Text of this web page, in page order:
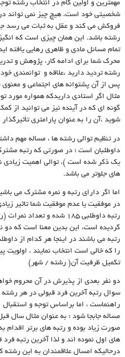
مهمترین و اولین گام در انتخاب رشته
شخصیتى خود است، هیچ چیز نمى تواند
فروکش مى کند و عقل به ثبات مى رسد
رشته باشد. این همان چیزى است که
تمام مسائل مادى و ظاهرى رهایى یافته
محرک شما براى ادامه کار، پژوهش و
رشته تردید دارید ،علاقه و توانمندى
پس از آن پشتوانه هاى اجتماعى و معنوى
مثال اگر استادى داریدکه همواره مورد
گونه اى که در آینده نیز مى توانید از
شوید ،آن را به عنوان پارامترى
در تنظیم توالى رشته ها ، مساله مهم
داوطلبان است ؛ در صورتى که رتبه
یک ذکر شده است )، توالى اهمیت زیادى
هاى جلوتر مى باشد.
اما اگر داراى رتبه و نمره مشترک مى
در موفقیت یا عدم موفقیت شما تاثیر
رتبه داوطلبى ۱۸۵ شده و
گردیده است، این بدین معنا است که دو
رتبه مى باشند در اینجا هر کدام از
را که خالى است انتخاب نمایند ،
تکمیل ظرفیت آن( رشته / شهر)
دو نفر بعدى از پذیرش در آن محروم
سوال رتبه آخرین فرد قبولى در هر
راهنماست ، اما براساس توجه و
مساله جابجا شود ؛ به عنوان مثال سال
صورت زیاد بوده و رتبه هاى برتر اقدام
درحالیکه امسال علاقمندان به این